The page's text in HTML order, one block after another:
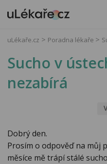
uLékaře.cz Poradna lékaře
Sucho v
nezabírá
Dobrý den.
Prosím o odpověď na můj
měsíce mě trápí stálé